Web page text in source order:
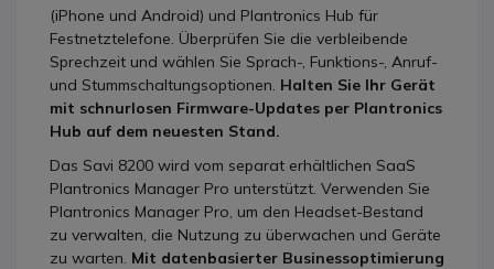
(iPhone und Android) und Plantronics Hub für
Festnetztelefone. Überprüfen Sie die verbleibende
Sprechzeit und wählen Sie Sprach-, Funktions-, Anruf-
und Stummschaltungsoptionen. Halten Sie Ihr Gerät
mit schnurlosen Firmware-Updates per Plantronics
Hub auf dem neuesten Stand.
Das Savi 8200 wird vom separat erhältlichen SaaS
Plantronics Manager Pro unterstützt. Verwenden Sie
Plantronics Manager Pro, um den Headset-Bestand
zu verwalten, die Nutzung zu überwachen und Geräte
zu warten. Mit datenbasierter Businessoptimierung